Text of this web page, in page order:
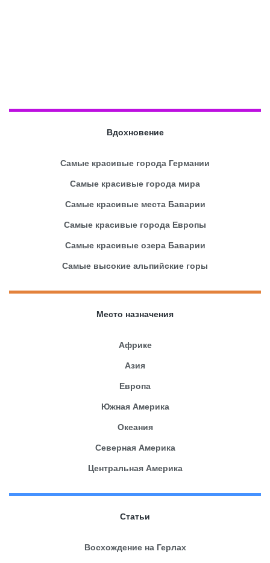
Вдохновение
Самые красивые города Германии
Самые красивые города мира
Самые красивые места Баварии
Самые красивые города Европы
Самые красивые озера Баварии
Самые высокие альпийские горы
Место назначения
Африке
Азия
Европа
Южная Америка
Океания
Северная Америка
Центральная Америка
Статьи
Восхождение на Герлах